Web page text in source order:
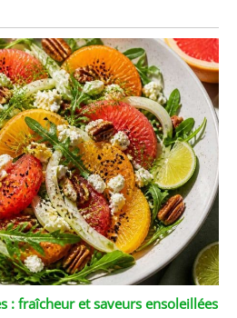
: fraîcheur et saveurs ensoleillées